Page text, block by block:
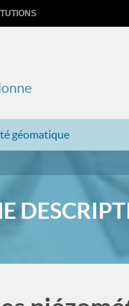
géomatique